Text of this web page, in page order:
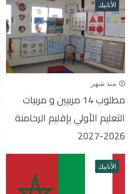
الأنابيك
منذ شهر
مطلوب 14 مربيين و مربيات
التعليم الأولي بإقليم الرحامنة
2026-2027
الأنابيك